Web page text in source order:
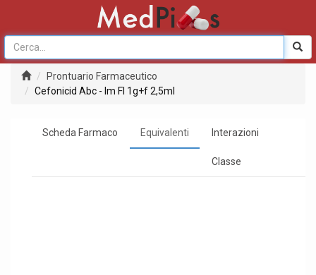
Prontuario Farmaceutico
Cefonicid Abc - Im Fl 1g+f 2,5ml
Scheda Farmaco Equivalenti Interazioni
Classe